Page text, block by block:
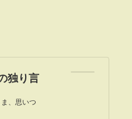
独り言
、思いつ